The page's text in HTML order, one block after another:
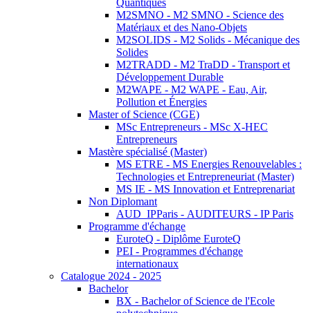
Quantiques
M2SMNO - M2 SMNO - Science des
Matériaux et des Nano-Objets
M2SOLIDS - M2 Solids - Mécanique des
Solides
M2TRADD - M2 TraDD - Transport et
Développement Durable
M2WAPE - M2 WAPE - Eau, Air,
Pollution et Énergies
Master of Science (CGE)
MSc Entrepreneurs - MSc X-HEC
Entrepreneurs
Mastère spécialisé (Master)
MS ETRE - MS Energies Renouvelables :
Technologies et Entrepreneuriat (Master)
MS IE - MS Innovation et Entreprenariat
Non Diplomant
AUD_IPParis - AUDITEURS - IP Paris
Programme d'échange
EuroteQ - Diplôme EuroteQ
PEI - Programmes d'échange
internationaux
Catalogue 2024 - 2025
Bachelor
BX - Bachelor of Science de l'Ecole